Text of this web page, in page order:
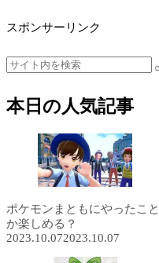
スポンサーリンク
本日の人気記事
ポケモンまともにやったこ
か楽しめる？
2023.10.072023.10.07